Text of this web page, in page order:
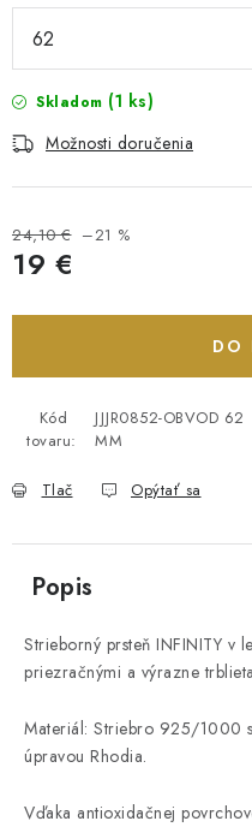
Skladom (1 ks)
Možnosti doručenia
24,10 € –21 %
19 €
DO
Kód
tovaru:
JJJR0852-OBVOD 62
MM
Tlač Opýtať sa
Popis
Strieborný prsteň INFINITY v
priezračnými a výrazne
Materiál: Striebro 925/1000
úpravou Rhodia.
Vďaka antioxidačnej